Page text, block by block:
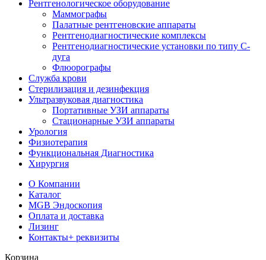
Рентгенологическое оборудование
Маммографы
Палатные рентгеновские аппараты
Рентгенодиагностические комплексы
Рентгенодиагностические установки по типу С-
дуга
Флюорографы
Служба крови
Стерилизация и дезинфекция
Ультразвуковая диагностика
Портативные УЗИ аппараты
Стационарные УЗИ аппараты
Урология
Физиотерапия
Функциональная Диагностика
Хирургия
О Компании
Каталог
MGB Эндоскопия
Оплата и доставка
Лизинг
Контакты+ реквизиты
Корзина